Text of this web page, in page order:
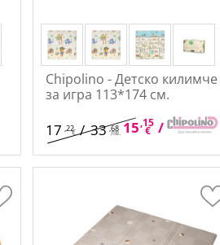
Chipolino - Детско килимче
за игра 113*174 см.
17 ,22€/33 ,68
лв. 15,15
€ /29,64
лв.